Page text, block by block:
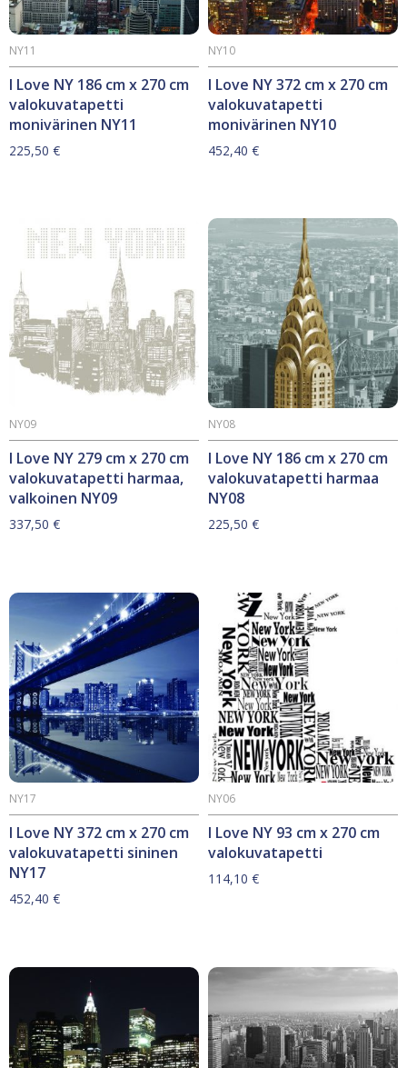
I Love NY 186 cm x 270 cm
valokuvatapetti
monivärinen NY11
NY11
225,50 €
I Love NY 372 cm x 270 cm
valokuvatapetti
monivärinen NY10
NY10
452,40 €
I Love NY 279 cm x 270 cm
valokuvatapetti harmaa,
valkoinen NY09
NY09
337,50 €
I Love NY 186 cm x 270 cm
valokuvatapetti harmaa
NY08
NY08
225,50 €
I Love NY 372 cm x 270 cm
valokuvatapetti sininen
NY17
NY17
452,40 €
I Love NY 93 cm x 270 cm
valokuvatapetti
NY06
114,10 €